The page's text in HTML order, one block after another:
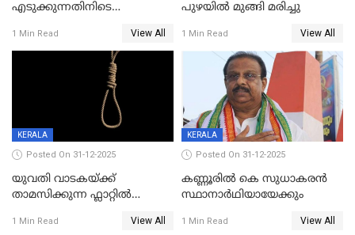
എടുക്കുന്നതിനിടെ
വധശ്രമക്കേസ് പ്രതി പിടിയിൽ
1 Min Read View All
പുഴയിൽ മുങ്ങി മരിച്ചു
1 Min Read View All
KERALA
Posted On 31-12-2025
യുവതി വാടകയ്ക്ക്
താമസിക്കുന്ന ഫ്ലാറ്റില്‍
സംഭവം കൈതപ്പൊയിലില്‍
1 Min Read View All
KERALA
Posted On 31-12-2025
കണ്ണൂരിൽ കെ സുധാകരൻ
സ്ഥാനാർഥിയായേക്കും
1 Min Read View All